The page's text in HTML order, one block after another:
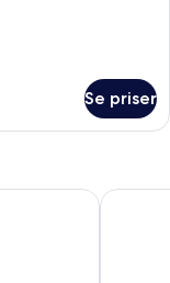
Se priser